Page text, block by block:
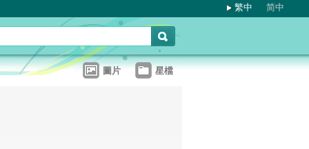
繁中 简中
圖片 星檔